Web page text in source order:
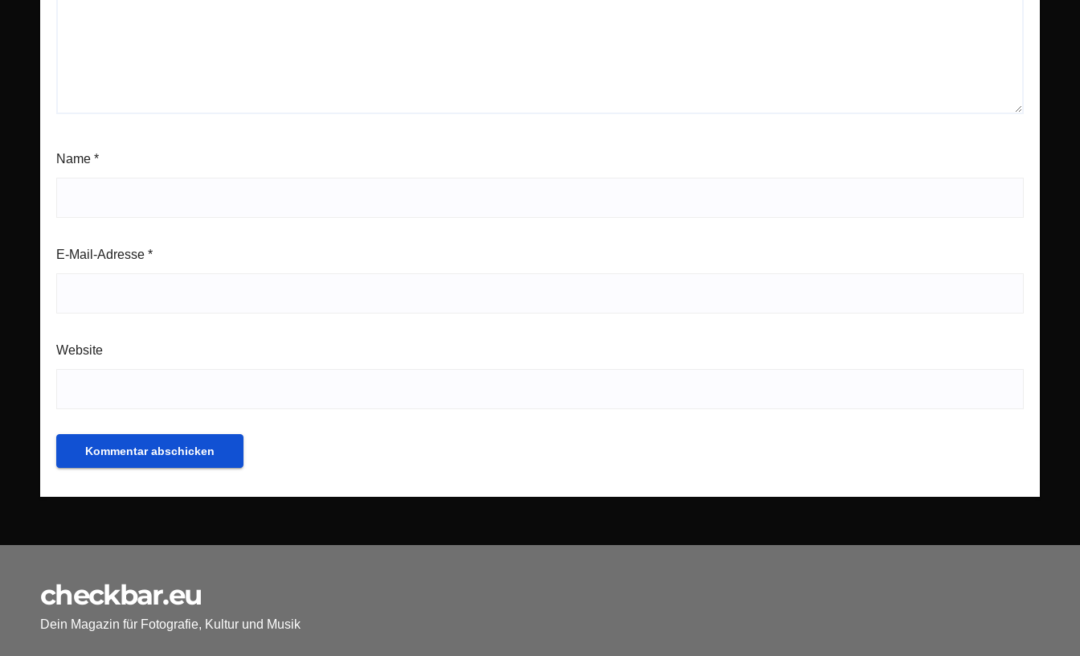
Name *
E-Mail-Adresse *
Website
checkbar.eu
Dein Magazin für Fotografie, Kultur und Musik